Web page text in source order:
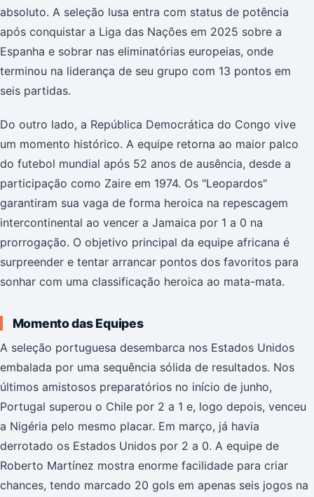
absoluto. A seleção lusa entra com status de potência
após conquistar a Liga das Nações em 2025 sobre a
Espanha e sobrar nas eliminatórias europeias, onde
terminou na liderança de seu grupo com 13 pontos em
seis partidas.
Do outro lado, a República Democrática do Congo vive
um momento histórico. A equipe retorna ao maior palco
do futebol mundial após 52 anos de ausência, desde a
participação como Zaire em 1974. Os "Leopardos"
garantiram sua vaga de forma heroica na repescagem
intercontinental ao vencer a Jamaica por 1 a 0 na
prorrogação. O objetivo principal da equipe africana é
surpreender e tentar arrancar pontos dos favoritos para
sonhar com uma classificação heroica ao mata-mata.
Momento das Equipes
A seleção portuguesa desembarca nos Estados Unidos
embalada por uma sequência sólida de resultados. Nos
últimos amistosos preparatórios no início de junho,
Portugal superou o Chile por 2 a 1 e, logo depois, venceu
a Nigéria pelo mesmo placar. Em março, já havia
derrotado os Estados Unidos por 2 a 0. A equipe de
Roberto Martínez mostra enorme facilidade para criar
chances, tendo marcado 20 gols em apenas seis jogos na